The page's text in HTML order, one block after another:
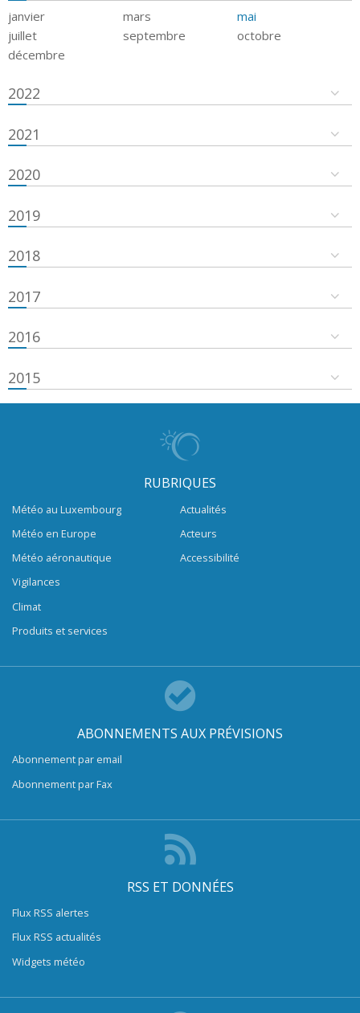
janvier mars
mai
juillet
septembre
octobre
décembre
2022
2021
2020
2019
2018
2017
2016
2015
RUBRIQUES
Météo au Luxembourg
Météo en Europe
Météo aéronautique
Vigilances
Climat
Produits et services
Actualités
Acteurs
Accessibilité
ABONNEMENTS AUX PRÉVISIONS
Abonnement par email
Abonnement par Fax
RSS ET DONNÉES
Flux RSS alertes
Flux RSS actualités
Widgets météo